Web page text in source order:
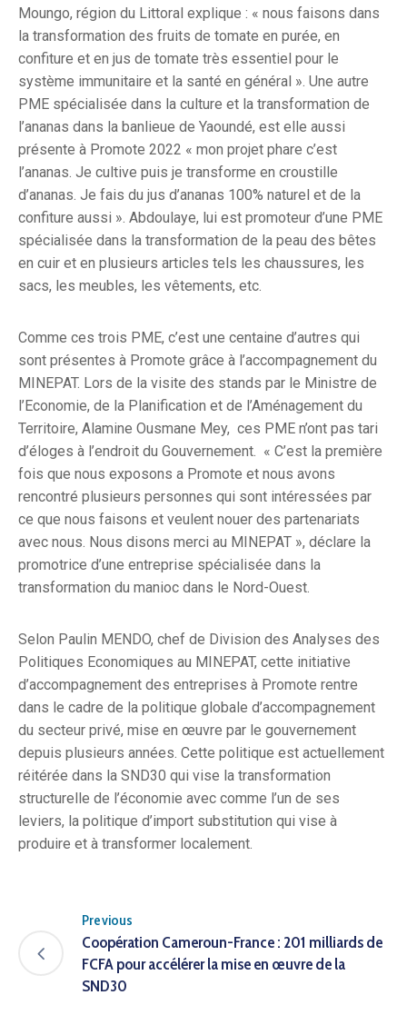
Moungo, région du Littoral explique : « nous faisons dans
la transformation des fruits de tomate en purée, en
confiture et en jus de tomate très essentiel pour le
système immunitaire et la santé en général ». Une autre
PME spécialisée dans la culture et la transformation de
l’ananas dans la banlieue de Yaoundé, est elle aussi
présente à Promote 2022 « mon projet phare c’est
l’ananas. Je cultive puis je transforme en croustille
d’ananas. Je fais du jus d’ananas 100% naturel et de la
confiture aussi ». Abdoulaye, lui est promoteur d’une PME
spécialisée dans la transformation de la peau des bêtes
en cuir et en plusieurs articles tels les chaussures, les
sacs, les meubles, les vêtements, etc.
Comme ces trois PME, c’est une centaine d’autres qui
sont présentes à Promote grâce à l’accompagnement du
MINEPAT. Lors de la visite des stands par le Ministre de
l’Economie, de la Planification et de l’Aménagement du
Territoire, Alamine Ousmane Mey, ces PME n’ont pas tari
d’éloges à l’endroit du Gouvernement. « C’est la première
fois que nous exposons a Promote et nous avons
rencontré plusieurs personnes qui sont intéressées par
ce que nous faisons et veulent nouer des partenariats
avec nous. Nous disons merci au MINEPAT », déclare la
promotrice d’une entreprise spécialisée dans la
transformation du manioc dans le Nord-Ouest.
Selon Paulin MENDO, chef de Division des Analyses des
Politiques Economiques au MINEPAT, cette initiative
d’accompagnement des entreprises à Promote rentre
dans le cadre de la politique globale d’accompagnement
du secteur privé, mise en œuvre par le gouvernement
depuis plusieurs années. Cette politique est actuellement
réitérée dans la SND30 qui vise la transformation
structurelle de l’économie avec comme l’un de ses
leviers, la politique d’import substitution qui vise à
produire et à transformer localement.
Previous
Coopération Cameroun-France : 201 milliards de
FCFA pour accélérer la mise en œuvre de la
SND30